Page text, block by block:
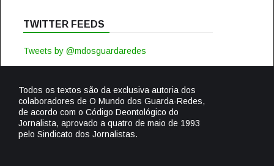
TWITTER FEEDS
Tweets by @mdosguardaredes
Todos os textos são da exclusiva autoria dos
colaboradores de O Mundo dos Guarda-Redes,
de acordo com o Código Deontológico do
Jornalista, aprovado a quatro de maio de 1993
pelo Sindicato dos Jornalistas.